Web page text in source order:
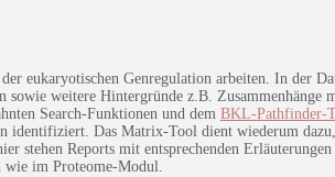
eukaryotischen Genregulation arbeiten. In der
sowie weitere Hintergründe z.B. Zusammenhänge
Search-Funktionen und dem BKL-Pathfinder-
identifiziert. Das Matrix-Tool dient wiederum
stehen Reports mit entsprechenden
wie im Proteome-Modul.